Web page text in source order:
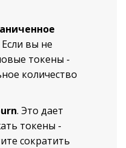
Если вы не
токены -
количество
. Это дает
токены -
сократить